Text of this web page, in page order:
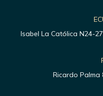
Isabel La Católica N24-
Ricardo Palma